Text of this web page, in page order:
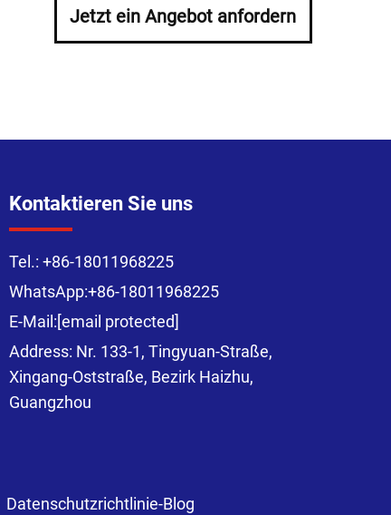
Jetzt ein Angebot anfordern
Kontaktieren Sie uns
Tel.: +86-18011968225
WhatsApp:+86-18011968225
E-Mail:[email protected]
Address: Nr. 133-1, Tingyuan-Straße,
Xingang-Oststraße, Bezirk Haizhu,
Guangzhou
Datenschutzrichtlinie-Blog